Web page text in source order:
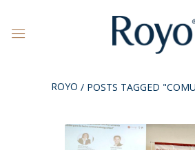
ROYO / POSTS TAGGED